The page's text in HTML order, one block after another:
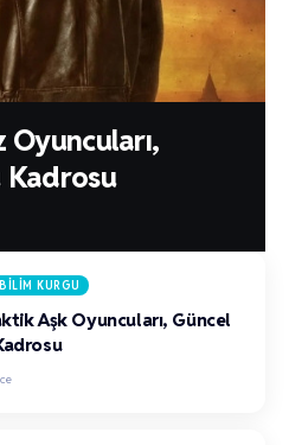
Oyuncuları,
Kadrosu
BILIM KURGU
Aşk Oyuncuları, Güncel